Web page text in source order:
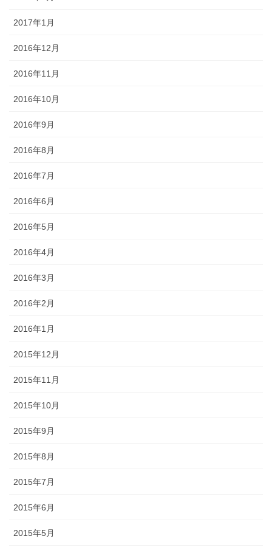
2017年1月
2016年12月
2016年11月
2016年10月
2016年9月
2016年8月
2016年7月
2016年6月
2016年5月
2016年4月
2016年3月
2016年2月
2016年1月
2015年12月
2015年11月
2015年10月
2015年9月
2015年8月
2015年7月
2015年6月
2015年5月